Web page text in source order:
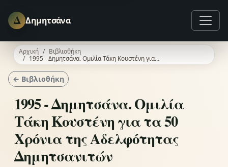
Δ Δημητσάνα
Αρχική
Βιβλιοθήκη
1995 - Δημητσάνα. Ομιλία Τάκη Κουστένη για τα 50 Χρόνια της Αδελφότητας Δημητσανιτών
← Βιβλιοθήκη
1995 - Δημητσάνα. Ομιλία
Τάκη Κουστένη για τα 50
Χρόνια της Αδελφότητας
Δημητσανιτών